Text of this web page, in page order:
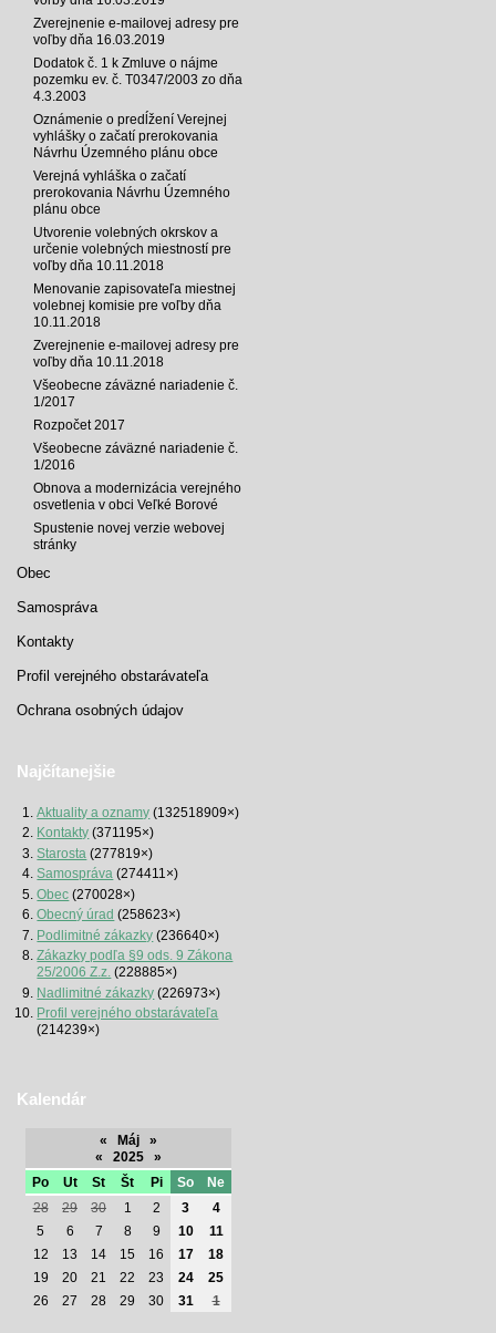
Zverejnenie e-mailovej adresy pre
voľby dňa 16.03.2019
Dodatok č. 1 k Zmluve o nájme
pozemku ev. č. T0347/2003 zo dňa
4.3.2003
Oznámenie o predĺžení Verejnej
vyhlášky o začatí prerokovania
Návrhu Územného plánu obce
Verejná vyhláška o začatí
prerokovania Návrhu Územného
plánu obce
Utvorenie volebných okrskov a
určenie volebných miestností pre
voľby dňa 10.11.2018
Menovanie zapisovateľa miestnej
volebnej komisie pre voľby dňa
10.11.2018
Zverejnenie e-mailovej adresy pre
voľby dňa 10.11.2018
Všeobecne záväzné nariadenie č.
1/2017
Rozpočet 2017
Všeobecne záväzné nariadenie č.
1/2016
Obnova a modernizácia verejného
osvetlenia v obci Veľké Borové
Spustenie novej verzie webovej
stránky
Obec
Samospráva
Kontakty
Profil verejného obstarávateľa
Ochrana osobných údajov
Najčítanejšie
Aktuality a oznamy (132518909×)
Kontakty (371195×)
Starosta (277819×)
Samospráva (274411×)
Obec (270028×)
Obecný úrad (258623×)
Podlimitné zákazky (236640×)
Zákazky podľa §9 ods. 9 Zákona
25/2006 Z.z. (228885×)
Nadlimitné zákazky (226973×)
Profil verejného obstarávateľa
(214239×)
Kalendár
« Máj
»
«
2025
»
Po
Ut St Št Pi So
Ne
28
29 30 1 2 3
4
5
6 7 8 9 10
11
12
13 14 15 16 17
18
19
20 21 22 23 24
25
26
27 28 29 30 31 1